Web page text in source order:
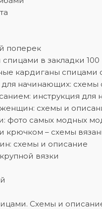
поперек
в закладки 100
кардиганы спицами
для начинающих: схемы
инструкция
схемы и
фото самых модных
крючком – схемы
схемы и описание
вязки
Схемы и